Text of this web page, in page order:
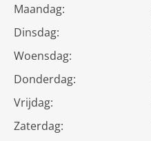
Maandag:
Dinsdag:
Woensdag:
Donderdag:
Vrijdag:
Zaterdag: